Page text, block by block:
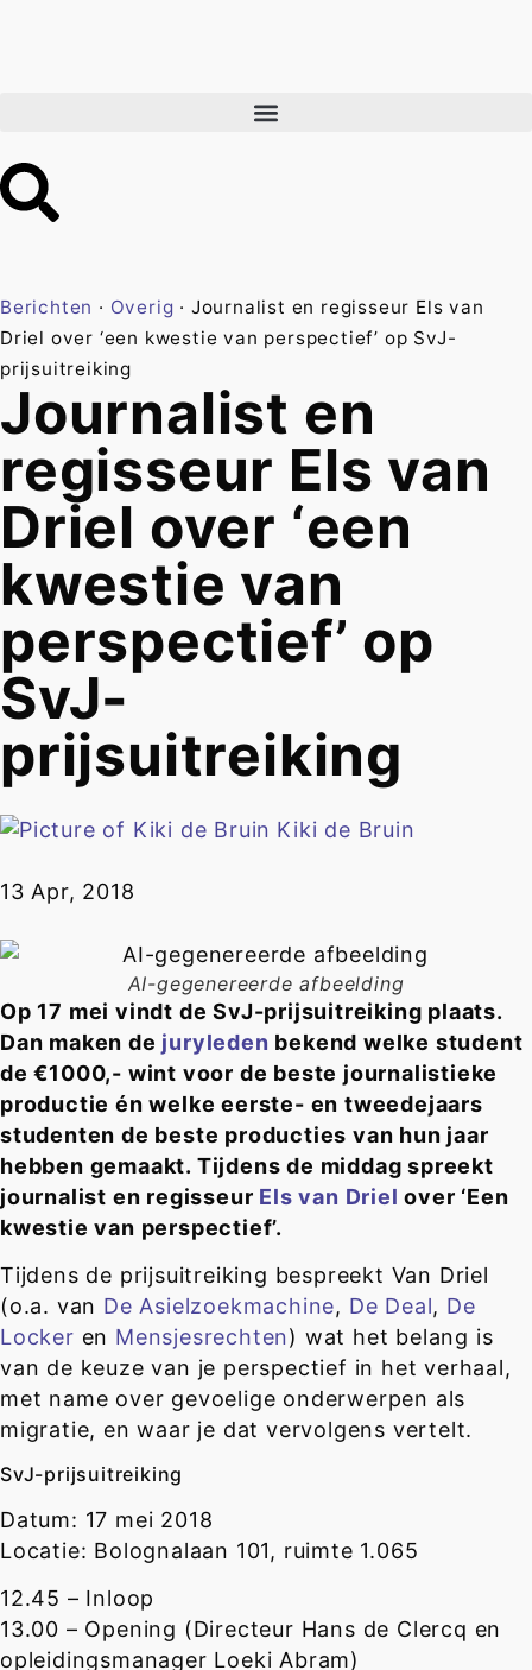
Berichten · Overig · Journalist en regisseur Els van
Driel over ‘een kwestie van perspectief’ op SvJ-
prijsuitreiking
Journalist en
regisseur Els van
Driel over ‘een
kwestie van
perspectief’ op
SvJ-
prijsuitreiking
Kiki de Bruin
13 Apr, 2018
AI-gegenereerde afbeelding
Op 17 mei vindt de SvJ-prijsuitreiking plaats.
Dan maken de juryleden bekend welke student
de €1000,- wint voor de beste journalistieke
productie én welke eerste- en tweedejaars
studenten de beste producties van hun jaar
hebben gemaakt. Tijdens de middag spreekt
journalist en regisseur Els van Driel over ‘Een
kwestie van perspectief’.
Tijdens de prijsuitreiking bespreekt Van Driel
(o.a. van De Asielzoekmachine, De Deal, De
Locker en Mensjesrechten) wat het belang is
van de keuze van je perspectief in het verhaal,
met name over gevoelige onderwerpen als
migratie, en waar je dat vervolgens vertelt.
SvJ-prijsuitreiking
Datum: 17 mei 2018
Locatie: Bolognalaan 101, ruimte 1.065
12.45 – Inloop
13.00 – Opening (Directeur Hans de Clercq en
opleidingsmanager Loeki Abram)